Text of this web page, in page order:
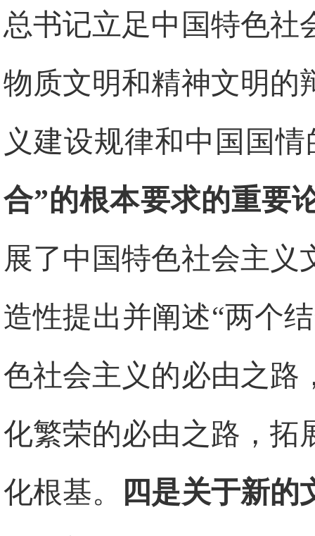
总书记立足中国特色社
物质文明和精神文明的
义建设规律和中国国
合”的根本要求的重要
展了中国特色社会主义
造性提出并阐述“两个
色社会主义的必由之路
化繁荣的必由之路，拓
化根基。
四是关于新的